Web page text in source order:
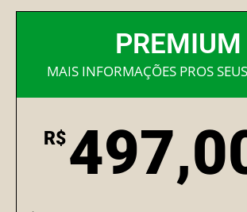
PREMIUM
MAIS INFORMAÇÕES PROS
R$